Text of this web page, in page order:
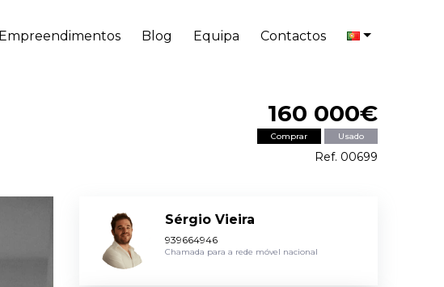
Empreendimentos Blog Equipa Contactos
160 000€
Comprar Usado
Ref. 00699
Sérgio Vieira
939664946
Chamada para a rede móvel nacional